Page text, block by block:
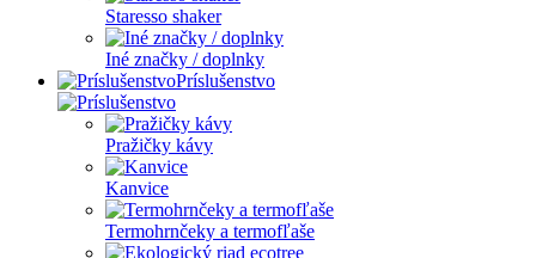
Staresso shaker
Iné značky / doplnky
Príslušenstvo
Pražičky kávy
Kanvice
Termohrnčeky a termofľaše